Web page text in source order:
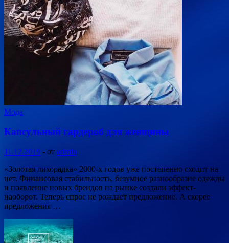
Мода
Капсульный гардероб для женщины
11.12.2019 - от admin
«Золотая лихорадка» 2000-х годов уже постепенно сходит на
нет. Финансовая стабильность, безумное разнообразие одежды
и появление новых брендов на рынке создали эффект-
наоборот. Теперь спрос не рождает предложение. А скорее
предложения …